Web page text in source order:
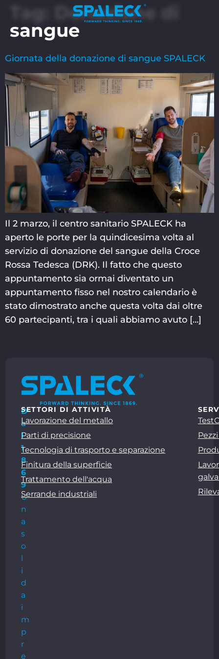
Tag:
Donazione di
sangue
Giornata della donazione di sangue SPALECK
Il 2 marzo, il centro sanitario SPALECK ha
aperto le porte per la quindicesima volta al
servizio di donazione del sangue della Croce
Rossa Tedesca (DRK). Il fatto che questo
appuntamento sia ormai diventato un
appuntamento fisso nel nostro calendario è
stato dimostrato anche questa volta dai oltre
60 partecipanti, tra i quali abbiamo avuto […]
D
a
l
1
8
6
9
U
n
a
s
o
l
i
d
a
i
m
p
r
e
SETTORI DI ATTIVITÀ
Lavorazione del metallo
Parti di precisione
Tecnologia di trasporto e separazione
Finitura della superficie
Trattamento dell'acqua
Serrande industriali